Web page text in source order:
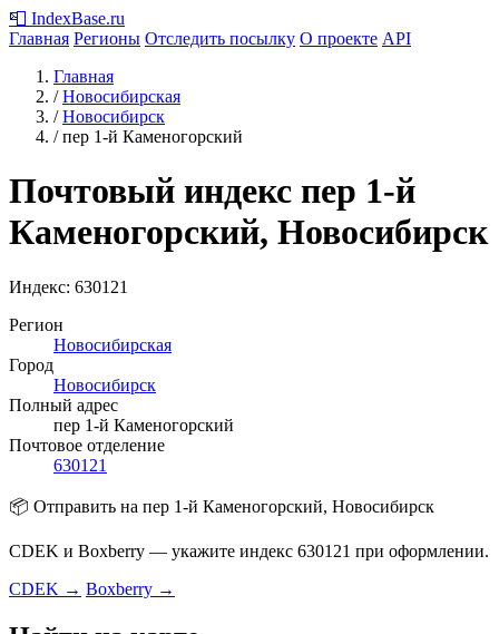
📮 IndexBase.ru
Главная Регионы Отследить посылку О проекте API
Главная
/ Новосибирская
/ Новосибирск
/ пер 1-й Каменогорский
Почтовый индекс пер 1-й
Каменогорский, Новосибирск
Индекс: 630121
Регион
Новосибирская
Город
Новосибирск
Полный адрес
пер 1-й Каменогорский
Почтовое отделение
630121
📦 Отправить на пер 1-й Каменогорский, Новосибирск
CDEK и Boxberry — укажите индекс 630121 при оформлении.
CDEK → Boxberry →